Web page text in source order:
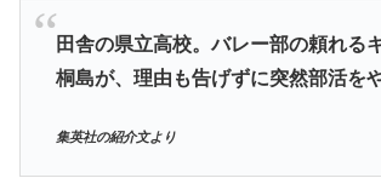
田舎の県立高校。バレー部の頼れる
桐島が、理由も告げずに突然部活を
集英社の紹介文より